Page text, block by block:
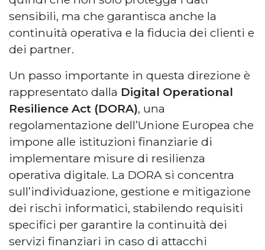
sensibili, ma che garantisca anche la
continuità operativa e la fiducia dei clienti e
dei partner.
Un passo importante in questa direzione è
rappresentato dalla Digital Operational
Resilience Act (DORA), una
regolamentazione dell’Unione Europea che
impone alle istituzioni finanziarie di
implementare misure di resilienza
operativa digitale. La DORA si concentra
sull’individuazione, gestione e mitigazione
dei rischi informatici, stabilendo requisiti
specifici per garantire la continuità dei
servizi finanziari in caso di attacchi